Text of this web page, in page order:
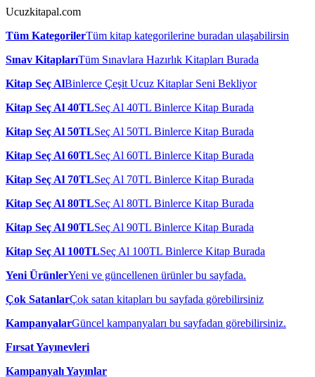
Ucuzkitapal.com
Tüm KategorilerTüm kitap kategorilerine buradan ulaşabilirsin
Sınav KitaplarıTüm Sınavlara Hazırlık Kitapları Burada
Kitap Seç AlBinlerce Çeşit Ucuz Kitaplar Seni Bekliyor
Kitap Seç Al 40TLSeç Al 40TL Binlerce Kitap Burada
Kitap Seç Al 50TLSeç Al 50TL Binlerce Kitap Burada
Kitap Seç Al 60TLSeç Al 60TL Binlerce Kitap Burada
Kitap Seç Al 70TLSeç Al 70TL Binlerce Kitap Burada
Kitap Seç Al 80TLSeç Al 80TL Binlerce Kitap Burada
Kitap Seç Al 90TLSeç Al 90TL Binlerce Kitap Burada
Kitap Seç Al 100TLSeç Al 100TL Binlerce Kitap Burada
Yeni ÜrünlerYeni ve güncellenen ürünler bu sayfada.
Çok SatanlarÇok satan kitapları bu sayfada görebilirsiniz
KampanyalarGüncel kampanyaları bu sayfadan görebilirsiniz.
Fırsat Yayınevleri
Kampanyalı Yayınlar